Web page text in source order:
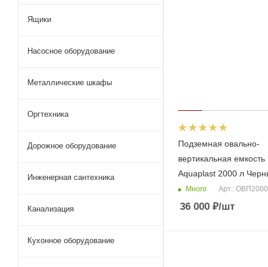
Подземная овально-
вертикальная емкость
Aquaplast 2000 л
Много Арт.: ОВП2000
36 000 ₽/шт
Ящики
Насосное оборудование
Металлические шкафы
Оргтехника
Дорожное оборудование
Инженерная сантехника
Канализация
Кухонное оборудование